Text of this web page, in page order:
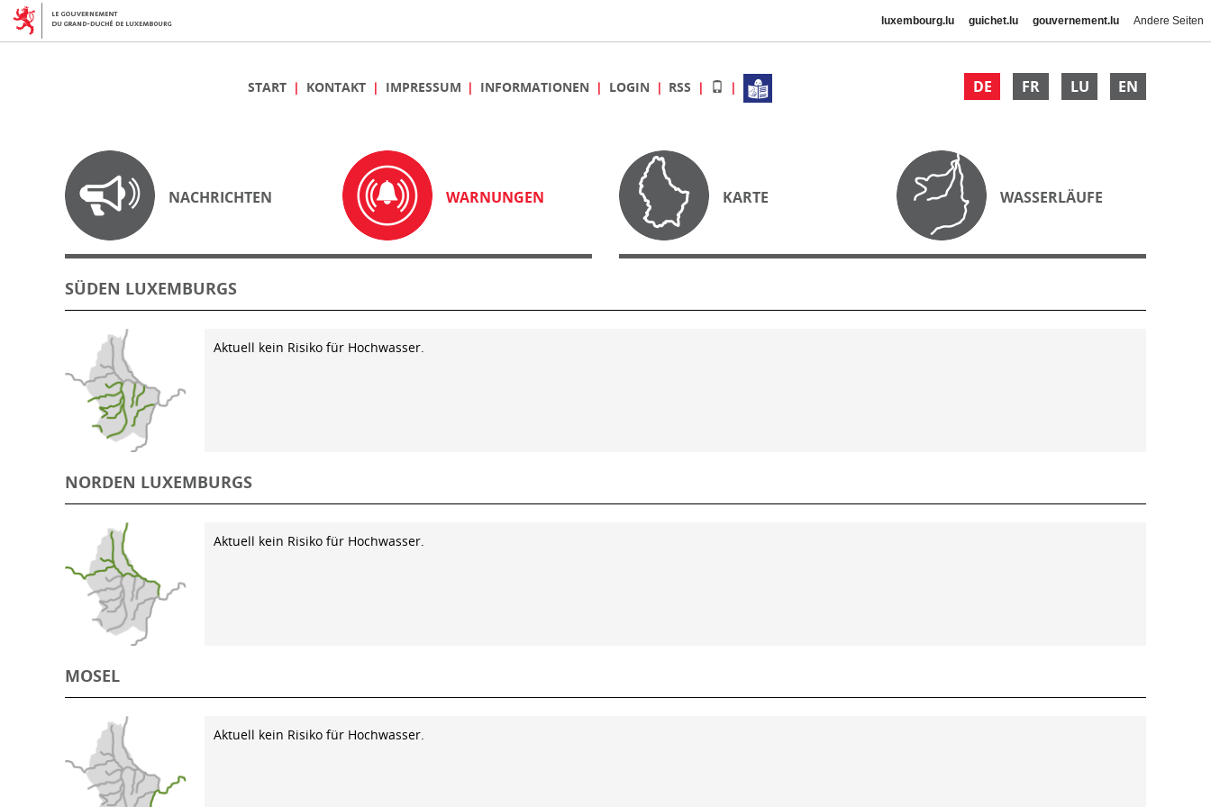
luxembourg.lu guichet.lu gouvernement.lu Andere Seiten
DE FR LU EN
START KONTAKT IMPRESSUM INFORMATIONEN LOGIN RSS
NACHRICHTEN WARNUNGEN KARTE WASSERLÄUFE
SÜDEN LUXEMBURGS
Aktuell kein Risiko für Hochwasser.
NORDEN LUXEMBURGS
Aktuell kein Risiko für Hochwasser.
MOSEL
Aktuell kein Risiko für Hochwasser.